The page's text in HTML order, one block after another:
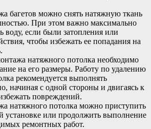
багетов можно снять натяжную ткань
При этом важно максимально
воду, если были затопления или
чтобы избежать ее попадания на
натяжного потолка необходимо
на его размеры. Работу по удалению
рекомендуется выполнять
начиная с одной стороны и двигаясь к
повреждений.
натяжного потолка можно приступить
установке или продолжить выполнение
ремонтных работ.